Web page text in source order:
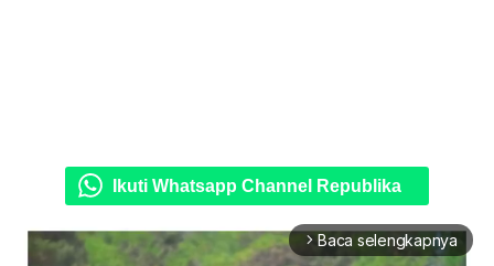
Ikuti Whatsapp Channel Republika
arrow_forward_ios Baca selengkapnya